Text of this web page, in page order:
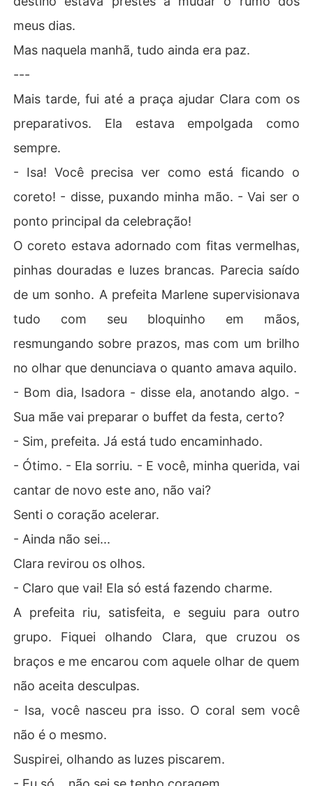
meus dias.
Mas naquela manhã, tudo ainda era paz.
---
Mais tarde, fui até a praça ajudar Clara com os
preparativos. Ela estava empolgada como
sempre.
- Isa! Você precisa ver como está ficando o
coreto! - disse, puxando minha mão. - Vai ser o
ponto principal da celebração!
O coreto estava adornado com fitas vermelhas,
pinhas douradas e luzes brancas. Parecia saído
de um sonho. A prefeita Marlene supervisionava
tudo com seu bloquinho em mãos,
resmungando sobre prazos, mas com um brilho
no olhar que denunciava o quanto amava aquilo.
- Bom dia, Isadora - disse ela, anotando algo. -
Sua mãe vai preparar o buffet da festa, certo?
- Sim, prefeita. Já está tudo encaminhado.
- Ótimo. - Ela sorriu. - E você, minha querida, vai
cantar de novo este ano, não vai?
Senti o coração acelerar.
- Ainda não sei...
Clara revirou os olhos.
- Claro que vai! Ela só está fazendo charme.
A prefeita riu, satisfeita, e seguiu para outro
grupo. Fiquei olhando Clara, que cruzou os
braços e me encarou com aquele olhar de quem
não aceita desculpas.
- Isa, você nasceu pra isso. O coral sem você
não é o mesmo.
Suspirei, olhando as luzes piscarem.